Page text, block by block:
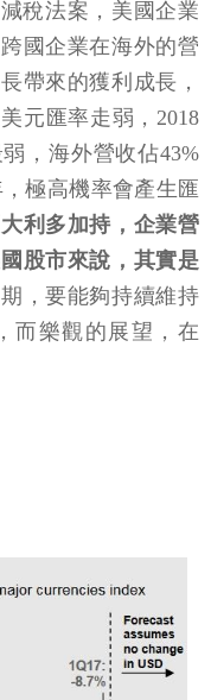
稅法案，美國企業
國企業在海外的營
帶來的獲利成長，
元匯率走弱，2018
，海外營收佔43%
極高機率會產生匯
利多加持，企業營
股市來說，其實是
期，要能夠持續維持
而樂觀的展望，在